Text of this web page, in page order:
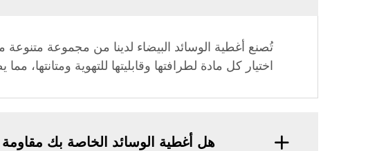
تُصنع أغطية الوسائد البيضاء لدينا من مجموعة متنوعة
اختيار كل مادة لطرافتها وقابليتها للتهوية ومتانتها،
هل أغطية الوسائد الخاصة بك مقاومة